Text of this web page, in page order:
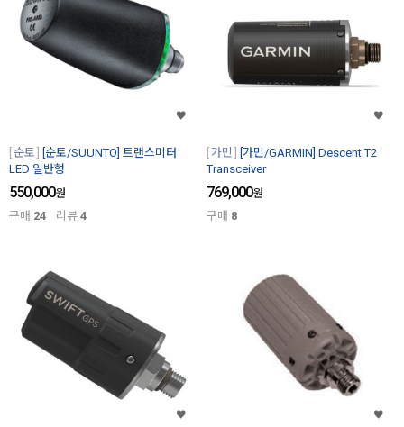
순토
[순토/SUUNTO] 트랜스미터
LED 일반형
550,000원
구매 24 리뷰 4
가민
[가민/GARMIN] Descent T2
Transceiver
769,000원
구매 8